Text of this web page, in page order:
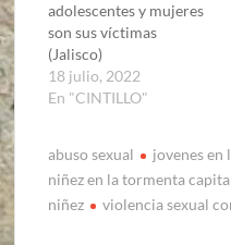
adolescentes y mujeres
son sus víctimas
(Jalisco)
18 julio, 2022
En "CINTILLO"
abuso sexual jovenes
niñez en la tormenta
niñez
violencia sexual